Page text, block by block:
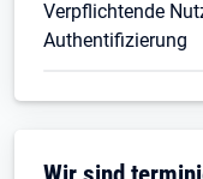
Verpflichtende
Authentifizierung